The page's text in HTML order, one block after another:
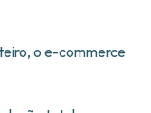
o e-commerce